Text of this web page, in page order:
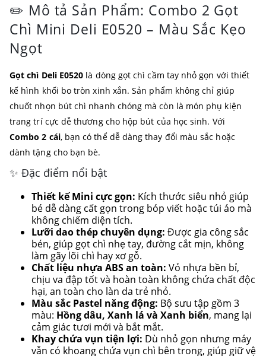
✏️ Mô tả Sản Phẩm: Combo 2 Gọt
Chì Mini Deli E0520 – Màu Sắc Kẹo
Ngọt
Gọt chì Deli E0520 là dòng gọt chì cầm tay nhỏ gọn với thiết
kế hình khối bo tròn xinh xắn. Sản phẩm không chỉ giúp
chuốt nhọn bút chì nhanh chóng mà còn là món phụ kiện
trang trí cực dễ thương cho hộp bút của học sinh. Với
Combo 2 cái, bạn có thể dễ dàng thay đổi màu sắc hoặc
dành tặng cho bạn bè.
✨ Đặc điểm nổi bật
Thiết kế Mini cực gọn: Kích thước siêu nhỏ giúp
bé dễ dàng cất gọn trong bóp viết hoặc túi áo mà
không chiếm diện tích.
Lưỡi dao thép chuyên dụng: Được gia công sắc
bén, giúp gọt chì nhẹ tay, đường cắt mịn, không
làm gãy lõi chì hay xơ gỗ.
Chất liệu nhựa ABS an toàn: Vỏ nhựa bền bỉ,
chịu va đập tốt và hoàn toàn không chứa chất độc
hại, an toàn cho làn da trẻ nhỏ.
Màu sắc Pastel năng động: Bộ sưu tập gồm 3
màu: Hồng dâu, Xanh lá và Xanh biển, mang lại
cảm giác tươi mới và bắt mắt.
Khay chứa vụn tiện lợi: Dù nhỏ gọn nhưng máy
vẫn có khoang chứa vụn chì bên trong, giúp giữ vệ